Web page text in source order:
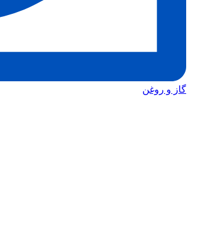
گاز و روغن